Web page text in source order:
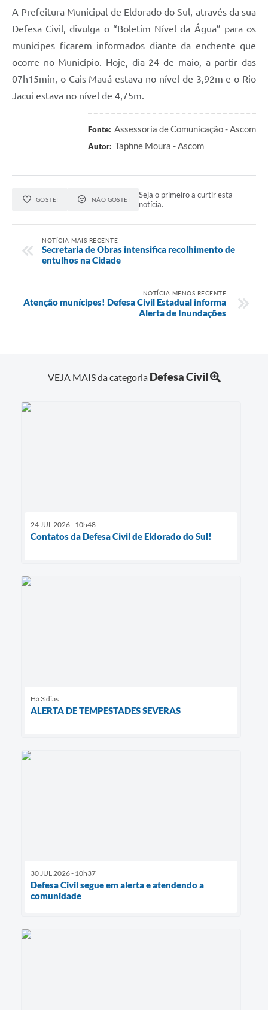
A Prefeitura Municipal de Eldorado do Sul, através da sua
Defesa Civil, divulga o “Boletim Nível da Água” para os
munícipes ficarem informados diante da enchente que
ocorre no Município. Hoje, dia 24 de maio, a partir das
07h15min, o Cais Mauá estava no nível de 3,92m e o Rio
Jacuí estava no nível de 4,75m.
Fonte: Assessoria de Comunicação - Ascom
Autor: Taphne Moura - Ascom
GOSTEI NÃO GOSTEI
Seja o primeiro a curtir esta
notícia.
NOTÍCIA MAIS RECENTE
Secretaria de Obras intensifica recolhimento de
entulhos na Cidade
NOTÍCIA MENOS RECENTE
Atenção munícipes! Defesa Civil Estadual informa
Alerta de Inundações
VEJA MAIS da categoria Defesa Civil
24 JUL 2026 - 10h48
Contatos da Defesa Civil de Eldorado do Sul!
Há 3 dias
ALERTA DE TEMPESTADES SEVERAS
30 JUL 2026 - 10h37
Defesa Civil segue em alerta e atendendo a
comunidade